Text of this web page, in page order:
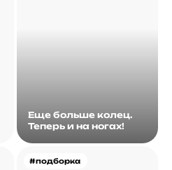
Еще больше колец.
Теперь и на ногах!
#подборка